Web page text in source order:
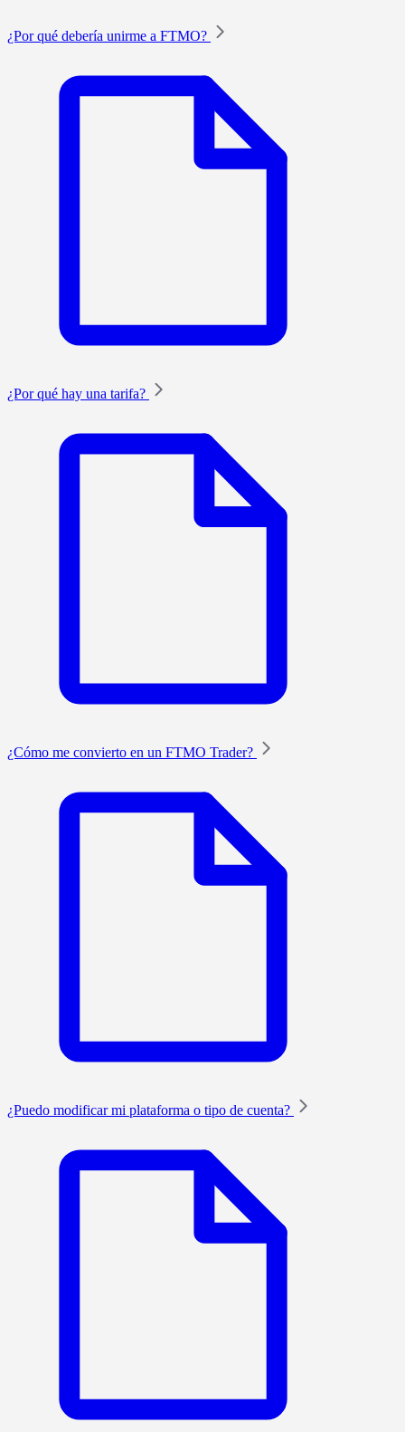
¿Por qué debería unirme a FTMO?
¿Por qué hay una tarifa?
¿Cómo me convierto en un FTMO Trader?
¿Puedo modificar mi plataforma o tipo de cuenta?